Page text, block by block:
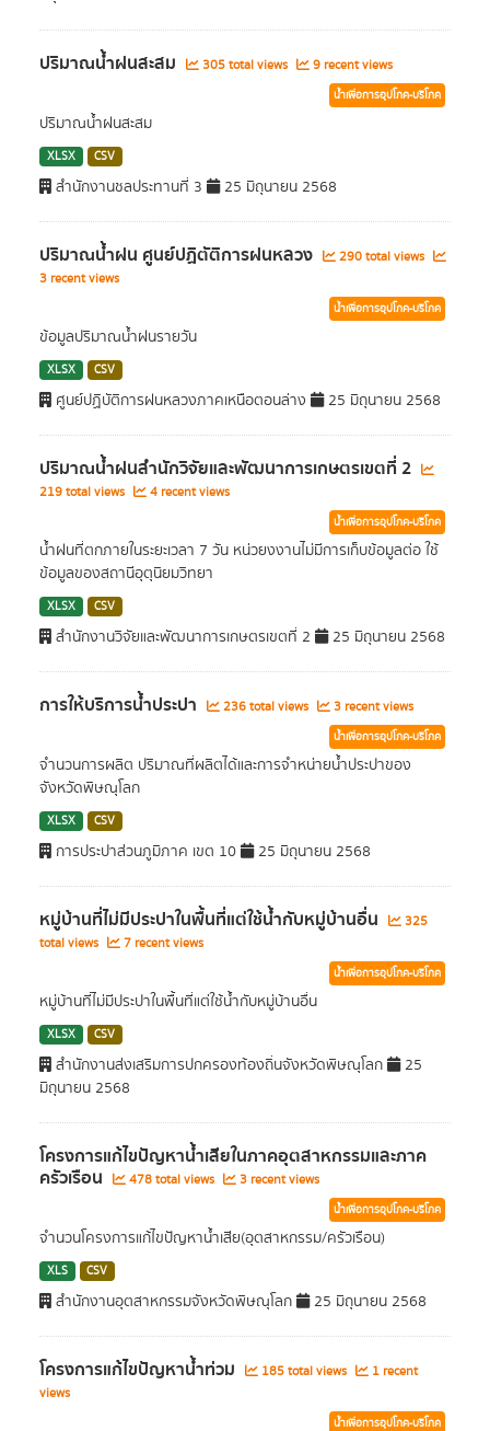
ปริมาณน้ำฝนสะสม 305 total views 9 recent views
น้ำเพื่อการอุปโภค-บริโภค
ปริมาณน้ำฝนสะสม
XLSX CSV
สำนักงานชลประทานที่ 3 25 มิถุนายน 2568
ปริมาณน้ำฝน ศูนย์ปฏิตัติการฝนหลวง
290 total views
3 recent views
น้ำเพื่อการอุปโภค-บริโภค
ข้อมูลปริมาณน้ำฝนรายวัน
XLSX CSV
ศูนย์ปฏิบัติการฝนหลวงภาคเหนือตอนล่าง 25 มิถุนายน 2568
ปริมาณน้ำฝนสำนักวิจัยและพัฒนาการเกษตรเขตที่ 2
219 total views 4 recent views
น้ำเพื่อการอุปโภค-บริโภค
น้ำฝนที่ตกภายในระยะเวลา 7 วัน หน่วยงงานไม่มีการเก็บข้อมูลต่อ ใช้
ข้อมูลของสถานีอุตุนิยมวิทยา
XLSX CSV
สำนักงานวิจัยและพัฒนาการเกษตรเขตที่ 2 25 มิถุนายน 2568
การให้บริการน้ำประปา 236 total views 3 recent views
น้ำเพื่อการอุปโภค-บริโภค
จำนวนการผลิต ปริมาณที่ผลิตได้และการจำหน่ายน้ำประปาของ
จังหวัดพิษณุโลก
XLSX CSV
การประปาส่วนภูมิภาค เขต 10 25 มิถุนายน 2568
หมู่บ้านที่ไม่มีประปาในพื้นที่แต่ใช้น้ำกับหมู่บ้านอื่น
325
total views
7 recent views
น้ำเพื่อการอุปโภค-บริโภค
หมู่บ้านที่ไม่มีประปาในพื้นที่แต่ใช้น้ำกับหมู่บ้านอื่น
XLSX CSV
สำนักงานส่งเสริมการปกครองท้องถิ่นจังหวัดพิษณุโลก
25
มิถุนายน 2568
โครงการแก้ไขปัญหาน้ำเสียในภาคอุตสาหกรรมและภาค
ครัวเรือน 478 total views 3 recent views
น้ำเพื่อการอุปโภค-บริโภค
จำนวนโครงการแก้ไขปัญหาน้ำเสีย(อุตสาหกรรม/ครัวเรือน)
XLS CSV
สำนักงานอุตสาหกรรมจังหวัดพิษณุโลก 25 มิถุนายน 2568
โครงการแก้ไขปัญหาน้ำท่วม 185 total views
1 recent
views
น้ำเพื่อการอุปโภค-บริโภค